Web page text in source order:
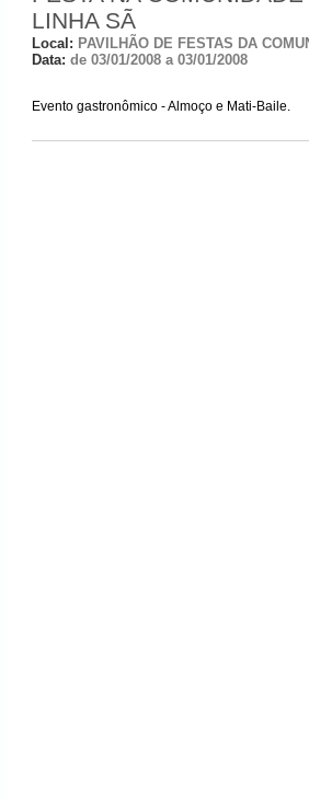
LINHA SÃ
Local: PAVILHÃO DE FESTAS DA
Data: de 03/01/2008 a 03/01/2008
Evento gastronômico - Almoço e Mati-Baile.